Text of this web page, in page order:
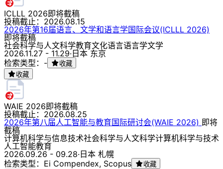
ICLLL 2026即将截稿
投稿截止： 2026.08.15
2026年第16届语言、文学和语言学国际会议(ICLLL 2026)
即将截稿
社会科学与人文科学教育文化语言语言学文学
2026.11.27 - 11.29·日本 东京
检索类型：-
收藏
收藏
WAIE 2026即将截稿
投稿截止： 2026.08.25
2026年第八届人工智能与教育国际研讨会(WAIE 2026) 即将
截稿
计算机科学与信息技术社会科学与人文科学计算机科学与技术
人工智能教育
2026.09.26 - 09.28·日本 札幌
检索类型：Ei Compendex, Scopus
收藏